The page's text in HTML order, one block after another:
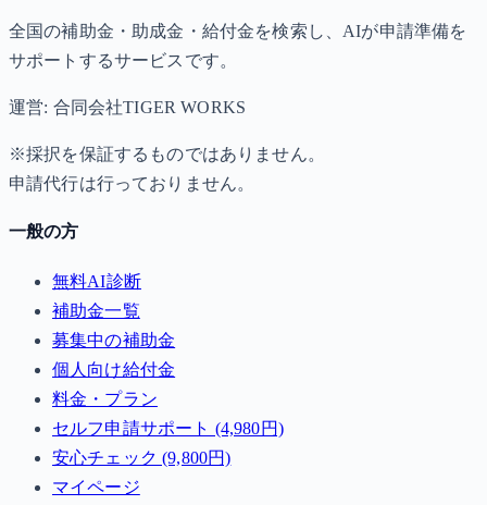
全国の補助金・助成金・給付金を検索し、AIが申請準備を
サポートするサービスです。
運営: 合同会社TIGER WORKS
※採択を保証するものではありません。
申請代行は行っておりません。
一般の方
無料AI診断
補助金一覧
募集中の補助金
個人向け給付金
料金・プラン
セルフ申請サポート (4,980円)
安心チェック (9,800円)
マイページ